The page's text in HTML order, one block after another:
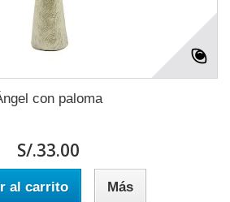
con paloma
S/.33.00
al carrito Más